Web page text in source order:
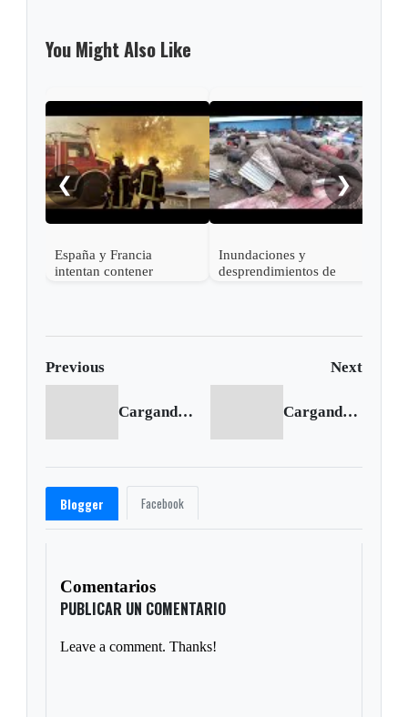
You Might Also Like
❮
España y Francia
intentan contener
evacúan
Inundaciones y
desprendimientos de
❯
Previous Next
Cargando anterior... Cargando siguiente...
Blogger Facebook
Comentarios
PUBLICAR UN COMENTARIO
Leave a comment. Thanks!